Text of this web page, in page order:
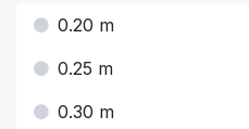
0.20 m
0.25 m
0.30 m